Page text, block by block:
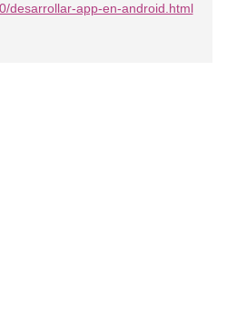
desarrollar-app-en-android.html